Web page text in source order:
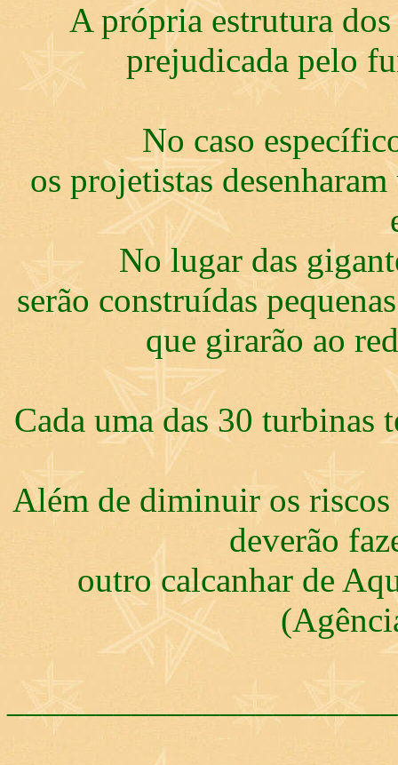
A própria estrutura
prejudicada pelo
No caso
os projetistas
No lugar das
serão construídas
que girarão ao
Cada uma das 30 turbinas
Além de diminuir os riscos
deverão
outro calcanhar de